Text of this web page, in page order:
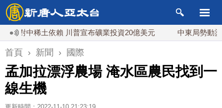
中稀土依賴 川普宣布礦業投資20億美元 中東局勢動盪 土耳
首頁 › 新聞 › 國際
孟加拉漂浮農場 淹水區農民找到一
線生機